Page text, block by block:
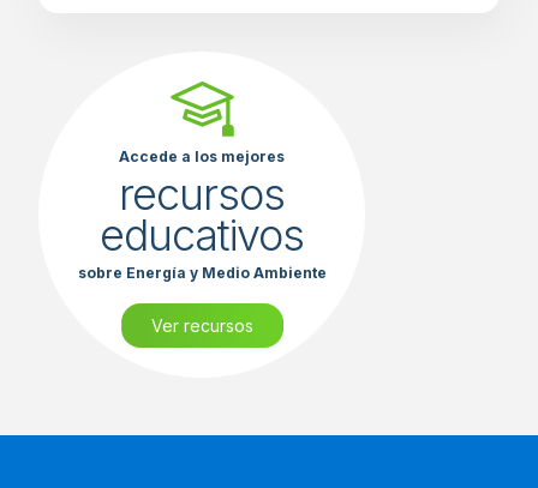
Accede a los mejores
recursos
educativos
sobre Energía y Medio Ambiente
Ver recursos